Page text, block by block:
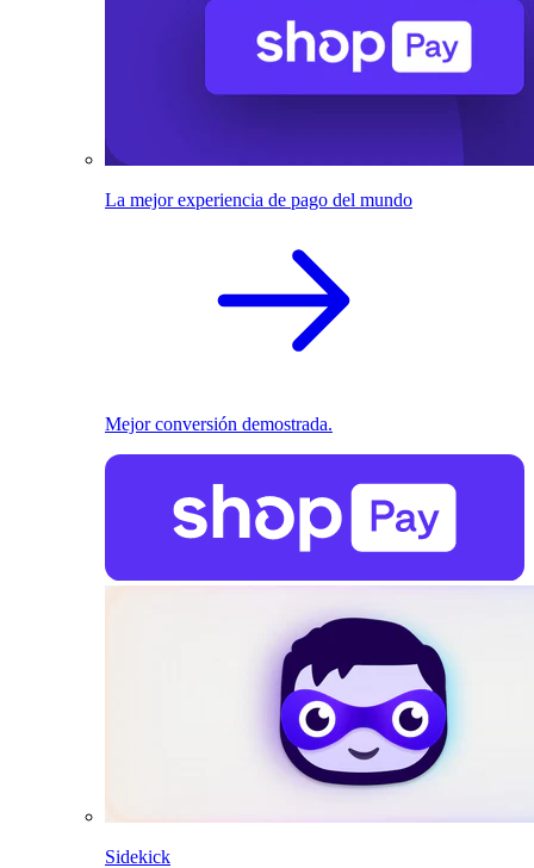
La mejor experiencia de pago del mundo
Mejor conversión demostrada.
Sidekick